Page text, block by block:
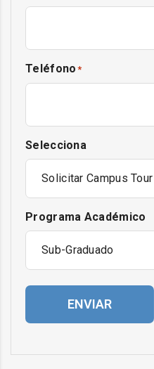
Teléfono *
Selecciona
Solicitar Campus Tour
Programa Académico
Sub-Graduado
ENVIAR